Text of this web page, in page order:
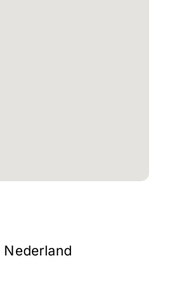
Nederland